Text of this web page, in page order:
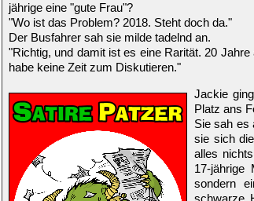
jährige eine "gute Frau"?
"Wo ist das Problem? 2018. Steht doch da."
Der Busfahrer sah sie milde tadelnd an.
"Richtig, und damit ist es eine Rarität. 20
habe keine Zeit zum Diskutieren."
Jackie
Platz ans
Sie sah es
sie sich
alles
17-jährige
sondern
schwarze